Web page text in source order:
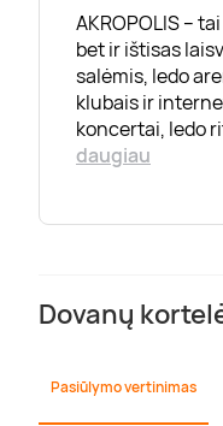
AKROPOLIS –
bet ir ištisas
salėmis, ledo
klubais ir
koncertai, ledo
daugiau
Dovanų
Pasiūlymo vertinimas